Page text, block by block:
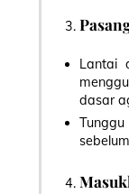
Lantai
dasar